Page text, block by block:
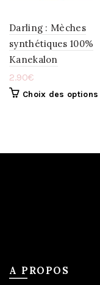
Darling : Mèches
synthétiques 100%
Kanekalon
2.90€
Choix des options
A PROPOS